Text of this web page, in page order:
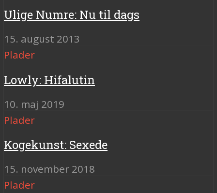
Ulige Numre: Nu til dags
15. august 2013
Plader
Lowly: Hifalutin
10. maj 2019
Plader
Kogekunst: Sexede
15. november 2018
Plader